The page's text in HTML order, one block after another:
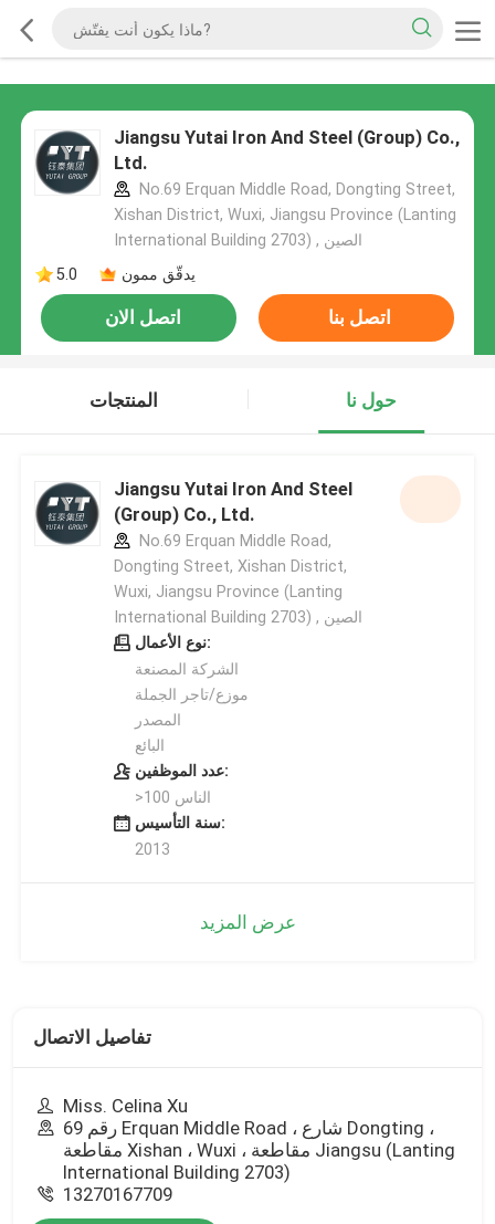
Jiangsu Yutai Iron And Steel (Group) Co.,
Ltd.
No.69 Erquan Middle Road, Dongting Street,
Xishan District, Wuxi, Jiangsu Province (Lanting
International Building 2703) , الصين
5.0
يدقّق ممون
اتصل الان اتصل بنا
المنتجات حول نا
Jiangsu Yutai Iron And Steel
(Group) Co., Ltd.
No.69 Erquan Middle Road,
Dongting Street, Xishan District,
Wuxi, Jiangsu Province (Lanting
International Building 2703) , الصين
نوع الأعمال:
الشركة المصنعة
موزع/تاجر الجملة
المصدر
البائع
عدد الموظفين:
>100 الناس
سنة التأسيس:
2013
عرض المزيد
تفاصيل الاتصال
Miss. Celina Xu
رقم 69 Erquan Middle Road ، شارع Dongting ،
مقاطعة Xishan ، Wuxi ، مقاطعة Jiangsu (Lanting
International Building 2703)
13270167709